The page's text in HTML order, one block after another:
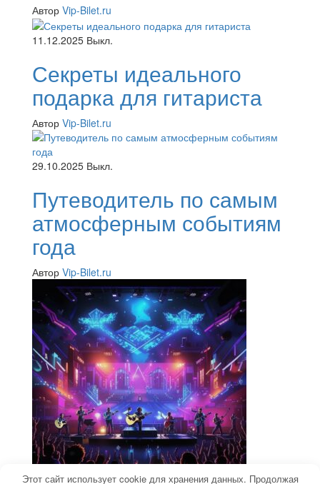
Автор Vip-Bilet.ru
11.12.2025 Выкл.
Секреты идеального
подарка для гитариста
Автор Vip-Bilet.ru
29.10.2025 Выкл.
Путеводитель по самым
атмосферным событиям
года
Автор Vip-Bilet.ru
Этот сайт использует cookie для хранения данных. Продолжая